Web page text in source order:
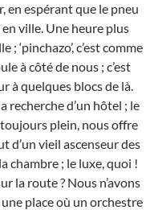
en espérant que le pneu
ville. Une heure plus
‘pinchazo’, c’est comme
à côté de nous ; c’est
à quelques blocs de là.
recherche d’un hôtel ; le
plein, nous offre
d’un vieil ascenseur des
chambre ; le luxe, quoi !
la route ? Nous n’avons
place où un orchestre